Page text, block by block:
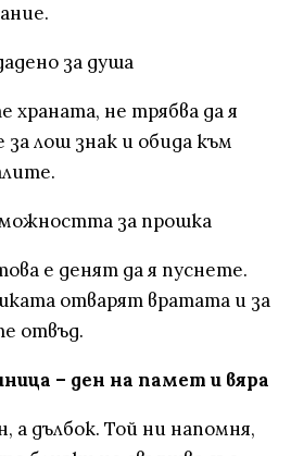
за душа
храната, не трябва да я
лош знак и обида към
за прошка
е денят да я пуснете.
отварят вратата и за
отвъд.
– ден на памет и вяра
а дълбок. Той ни напомня,